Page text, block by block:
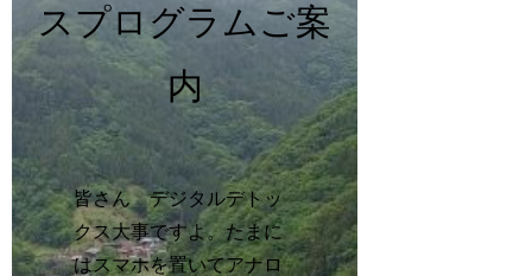
スプログラムご案
内
皆さん デジタルデトッ
クス大事ですよ。たまに
はスマホを置いてアナロ